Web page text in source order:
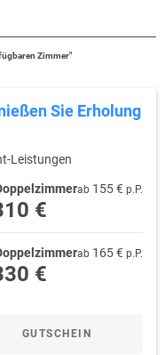
Zimmer"
Sie Erholung
Leistungen
ab 155 € p.P.
€
ab 165 € p.P.
€
GUTSCHEIN